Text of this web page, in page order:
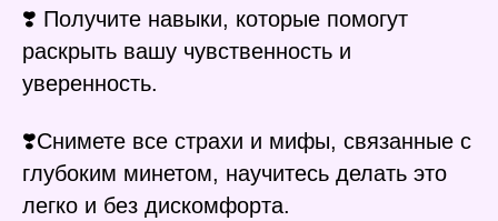
❣️ Получите навыки, которые помогут
раскрыть вашу чувственность и
уверенность.
❣️Снимете все страхи и мифы, связанные с
глубоким минетом, научитесь делать это
легко и без дискомфорта.